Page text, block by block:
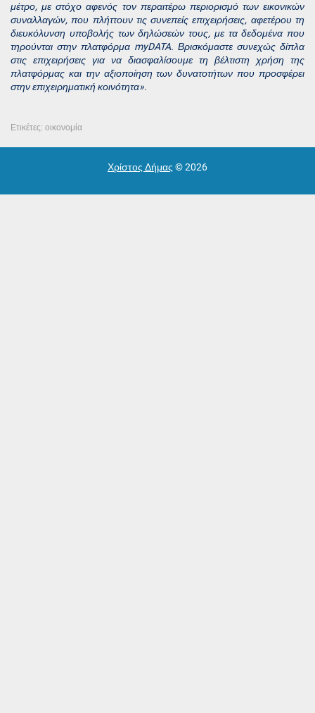
μέτρο, με στόχο αφενός τον περαιτέρω περιορισμό των εικονικών
συναλλαγών, που πλήττουν τις συνεπείς επιχειρήσεις, αφετέρου τη
διευκόλυνση υποβολής των δηλώσεών τους, με τα δεδομένα που
τηρούνται στην πλατφόρμα myDATA. Βρισκόμαστε συνεχώς δίπλα
στις επιχειρήσεις για να διασφαλίσουμε τη βέλτιστη χρήση της
πλατφόρμας και την αξιοποίηση των δυνατοτήτων που προσφέρει
στην επιχειρηματική κοινότητα».
Ετικέτες: οικονομία
Χρίστος Δήμας © 2026